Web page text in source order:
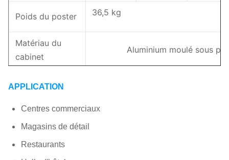
Poids du poster 36,5 kg
Matériau du
cabinet
Aluminium moulé sous
248/87W/pc
Indice IP
APPLICATION
Centres commerciaux
Magasins de détail
Restaurants